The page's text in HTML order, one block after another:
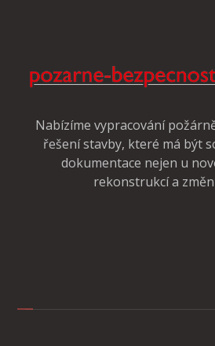
Nabízíme vypracování
řešení stavby, které má být
dokumentace nejen u
rekonstrukcí a